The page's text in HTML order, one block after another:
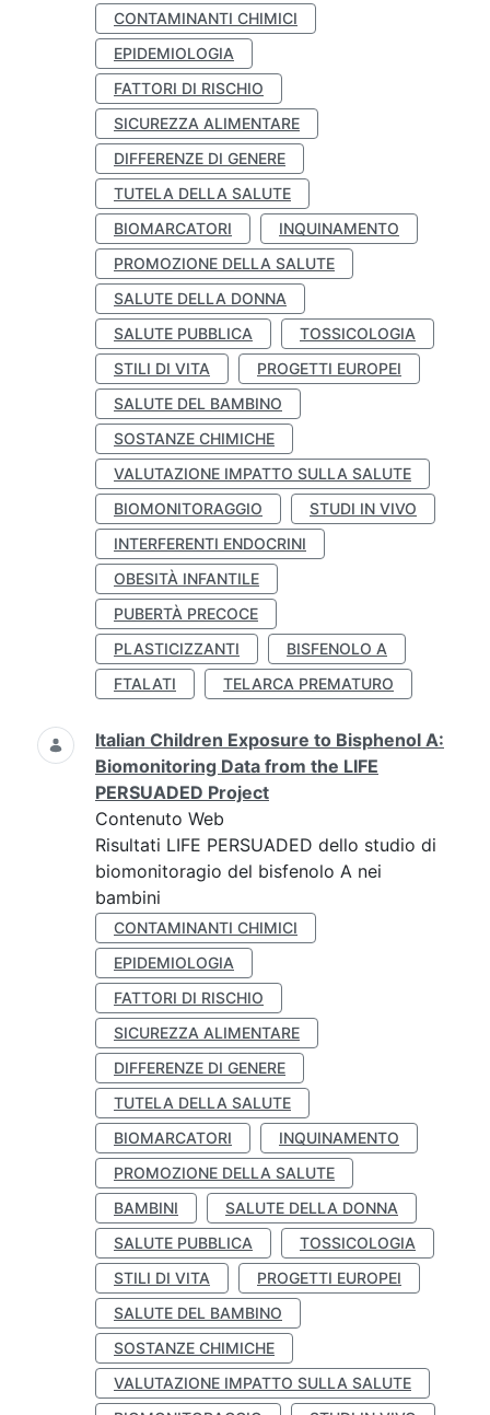
CONTAMINANTI CHIMICI
EPIDEMIOLOGIA
FATTORI DI RISCHIO
SICUREZZA ALIMENTARE
DIFFERENZE DI GENERE
TUTELA DELLA SALUTE
BIOMARCATORI
INQUINAMENTO
PROMOZIONE DELLA SALUTE
SALUTE DELLA DONNA
SALUTE PUBBLICA
TOSSICOLOGIA
STILI DI VITA
PROGETTI EUROPEI
SALUTE DEL BAMBINO
SOSTANZE CHIMICHE
VALUTAZIONE IMPATTO SULLA SALUTE
BIOMONITORAGGIO
STUDI IN VIVO
INTERFERENTI ENDOCRINI
OBESITÀ INFANTILE
PUBERTÀ PRECOCE
PLASTICIZZANTI
BISFENOLO A
FTALATI
TELARCA PREMATURO
Italian Children Exposure to Bisphenol A:
Biomonitoring Data from the LIFE
PERSUADED Project
Contenuto Web
Risultati LIFE PERSUADED dello studio di
biomonitoragio del bisfenolo A nei
bambini
CONTAMINANTI CHIMICI
EPIDEMIOLOGIA
FATTORI DI RISCHIO
SICUREZZA ALIMENTARE
DIFFERENZE DI GENERE
TUTELA DELLA SALUTE
BIOMARCATORI
INQUINAMENTO
PROMOZIONE DELLA SALUTE
BAMBINI
SALUTE DELLA DONNA
SALUTE PUBBLICA
TOSSICOLOGIA
STILI DI VITA
PROGETTI EUROPEI
SALUTE DEL BAMBINO
SOSTANZE CHIMICHE
VALUTAZIONE IMPATTO SULLA SALUTE